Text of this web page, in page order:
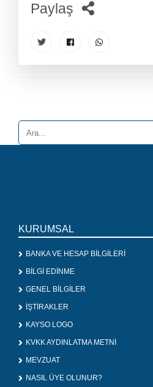
Paylaş
KURUMSAL
BANKA VE HESAP BİLGİLERİ
BİLGİ EDİNME
GENEL BİLGİLER
İŞTİRAKLER
KAYSO LOGO
KVKK AYDINLATMA METNİ
MEVZUAT
NASIL ÜYE OLUNUR?